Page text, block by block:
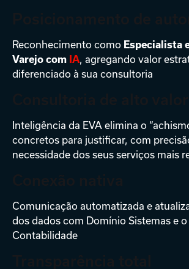
Reconhecimento como Especialista
Varejo com IA, agregando valor
diferenciado à sua consultoria
Inteligência da EVA elimina o
concretos para justificar, com
necessidade dos seus serviços mais
Comunicação automatizada e
dos dados com Domínio Sistemas e
Contabilidade